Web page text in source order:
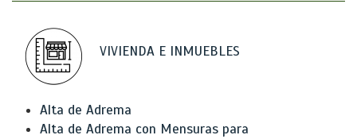
VIVIENDA E INMUEBLES
Alta de Adrema
Alta de Adrema con Mensuras para